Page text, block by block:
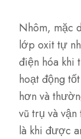
Nhôm, mặc
lớp oxit tự
điện hóa khi
hoạt động
hơn và
vũ trụ và
là khi được